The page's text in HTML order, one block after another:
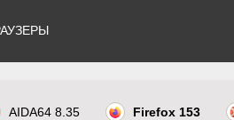
AIDA64 8.35 Firefox 153